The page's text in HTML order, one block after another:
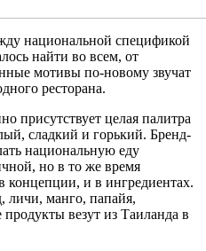
национальной спецификой
найти во всем, от
мотивы по-новому звучат
ресторана.
присутствует целая палитра
сладкий и горький. Бренд-
национальную еду
но в то же время
концепции, и в ингредиентах.
личи, манго, папайя,
продукты везут из Таиланда в